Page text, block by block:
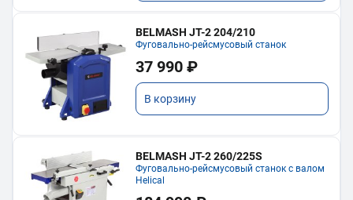
BELMASH JT-2 204/210
Фуговально-рейсмусовый станок
37 990 ₽
В корзину
BELMASH JT-2 260/225S
Фуговально-рейсмусовый станок с валом
Helical